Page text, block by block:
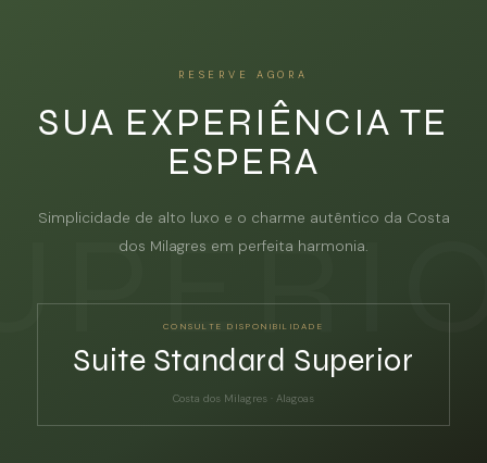
RESERVE AGORA
SUA EXPERIÊNCIA TE
ESPERA
Simplicidade de alto luxo e o charme autêntico da Costa
dos Milagres em perfeita harmonia.
CONSULTE DISPONIBILIDADE
Suite Standard Superior
Costa dos Milagres · Alagoas